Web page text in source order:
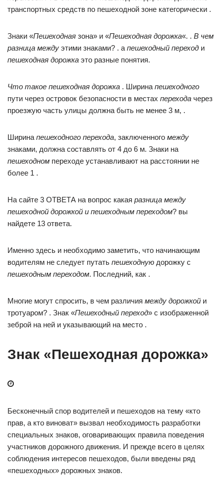
транспортных средств по пешеходной зоне категорически .
Знаки «Пешеходная зона» и «Пешеходная дорожка«. . В чем
разница между этими знаками? . а пешеходный переход и
пешеходная дорожка это разные понятия.
Что такое пешеходная дорожка . Ширина пешеходного
пути через островок безопасности в местах перехода через
проезжую часть улицы должна быть не менее 3 м, .
Ширина пешеходного перехода, заключенного между
знаками, должна составлять от 4 до 6 м. Знаки на
пешеходном переходе устанавливают на расстоянии не
более 1 .
На сайте 3 ОТВЕТА на вопрос какая разница между
пешеходной дорожкой и пешеходным переходом? вы
найдете 13 ответа.
Именно здесь и необходимо заметить, что начинающим
водителям не следует путать пешеходную дорожку с
пешеходным переходом. Последний, как .
Многие могут спросить, в чем различия между дорожкой и
тротуаром? . Знак «Пешеходный переход» с изображенной
зеброй на ней и указывающий на место .
Знак «Пешеходная дорожка»
Бесконечный спор водителей и пешеходов на тему «кто
прав, а кто виноват» вызвал необходимость разработки
специальных знаков, оговаривающих правила поведения
участников дорожного движения. И прежде всего в целях
соблюдения интересов пешеходов, были введены ряд
«пешеходных» дорожных знаков.